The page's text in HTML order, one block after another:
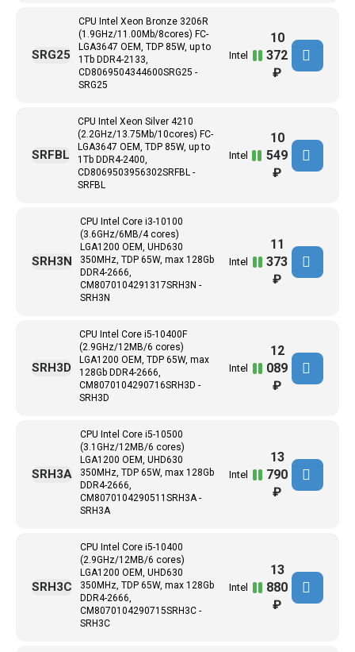
CPU Intel Xeon Bronze 3206R
(1.9GHz/11.00Mb/8cores) FC-
LGA3647 ОЕМ, TDP 85W, up to
1Tb DDR4-2133,
CD8069504344600SRG25 -
SRG25
Intel
SRG25
10
372
₽
CPU Intel Xeon Silver 4210
(2.2GHz/13.75Mb/10cores) FC-
LGA3647 ОЕМ, TDP 85W, up to
1Tb DDR4-2400,
CD8069503956302SRFBL -
SRFBL
Intel
SRFBL
10
549
₽
CPU Intel Core i3-10100
(3.6GHz/6MB/4 cores)
LGA1200 OEM, UHD630
350MHz, TDP 65W, max 128Gb
DDR4-2666,
CM8070104291317SRH3N -
SRH3N
Intel
SRH3N
11
373
₽
CPU Intel Core i5-10400F
(2.9GHz/12MB/6 cores)
LGA1200 OEM, TDP 65W, max
128Gb DDR4-2666,
CM8070104290716SRH3D -
SRH3D
Intel
SRH3D
12
089
₽
CPU Intel Core i5-10500
(3.1GHz/12MB/6 cores)
LGA1200 OEM, UHD630
350MHz, TDP 65W, max 128Gb
DDR4-2666,
CM8070104290511SRH3A -
SRH3A
Intel
SRH3A
13
790
₽
CPU Intel Core i5-10400
(2.9GHz/12MB/6 cores)
LGA1200 OEM, UHD630
350MHz, TDP 65W, max 128Gb
DDR4-2666,
CM8070104290715SRH3C -
SRH3C
Intel
SRH3C
13
880
₽